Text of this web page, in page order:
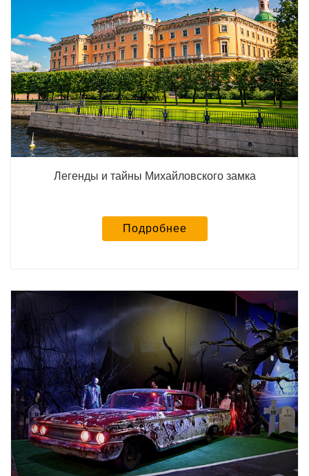
Легенды и тайны Михайловского замка
Подробнее